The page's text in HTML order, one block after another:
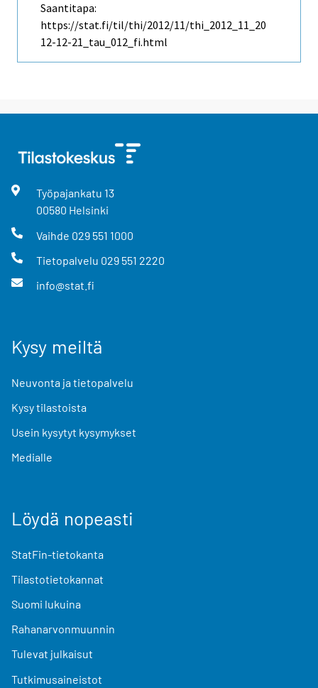
Saantitapa:
https://stat.fi/til/thi/2012/11/thi_2012_11_20
12-12-21_tau_012_fi.html
Työpajankatu 13
00580 Helsinki
Vaihde 029 551 1000
Tietopalvelu 029 551 2220
info@stat.fi
Kysy meiltä
Neuvonta ja tietopalvelu
Kysy tilastoista
Usein kysytyt kysymykset
Medialle
Löydä nopeasti
StatFin-tietokanta
Tilastotietokannat
Suomi lukuina
Rahanarvonmuunnin
Tulevat julkaisut
Tutkimusaineistot